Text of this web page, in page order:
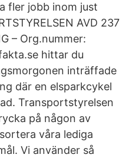
fler jobb inom just
AVD 237
– Org.nummer:
hittar du
inträffade
där en elsparkcykel
Transportstyrelsen
på någon av
våra lediga
Vi använder så